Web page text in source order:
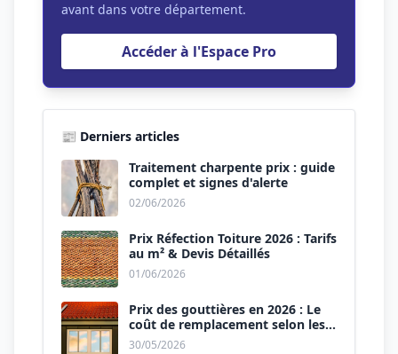
avant dans votre département.
Accéder à l'Espace Pro
📰 Derniers articles
Traitement charpente prix : guide
complet et signes d'alerte
02/06/2026
Prix Réfection Toiture 2026 : Tarifs
au m² & Devis Détaillés
01/06/2026
Prix des gouttières en 2026 : Le
coût de remplacement selon les
matériaux
30/05/2026